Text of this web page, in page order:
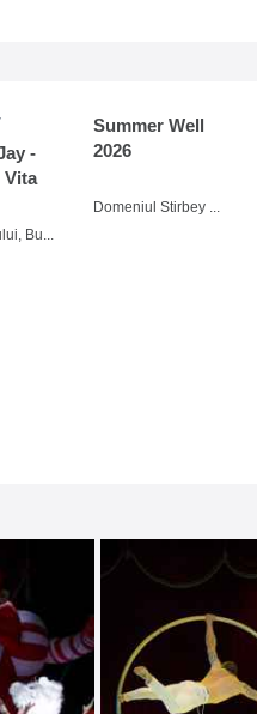
-
Vita
Sala Palatului, Bucuresti
Summer Well
2026
Domeniul Stirbey Voda, Buftea